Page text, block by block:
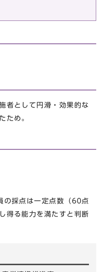
者として円滑・効果的な
ため。
の採点は一定点数（60点
得る能力を満たすと判断